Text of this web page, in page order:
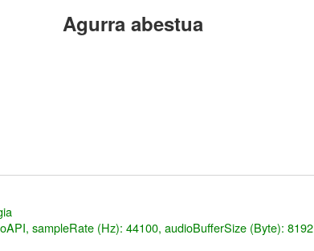
Agurra abestua
sampleRate (Hz): 44100, audioBufferSize (Byte): 8192